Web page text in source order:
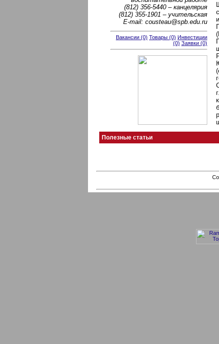
(812) 356-5440 – канцелярия
(812) 355-1901 – учительская
E-mail: cousteau@spb.edu.ru
Вакансии (0) Товары (0) Инвестиции
(0) Заявки (0)
Полезные статьи